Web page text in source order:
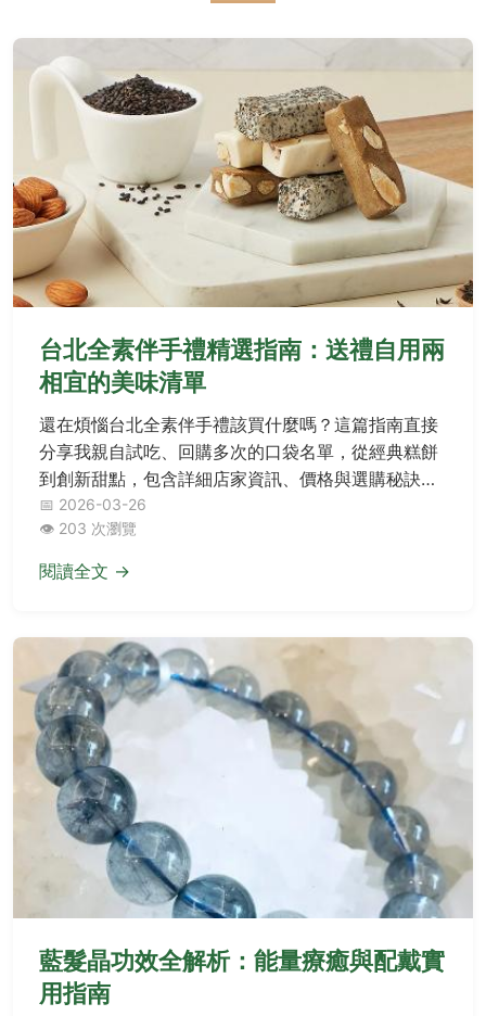
台北全素伴手禮精選指南：送禮自用兩
相宜的美味清單
還在煩惱台北全素伴手禮該買什麼嗎？這篇指南直接
分享我親自試吃、回購多次的口袋名單，從經典糕餅
到創新甜點，包含詳細店家資訊、價格與選購秘訣，
幫你解決送禮困擾，讓心意完美傳達。
📅 2026-03-26
👁️ 203 次瀏覽
閱讀全文 →
藍髮晶功效全解析：能量療癒與配戴實
用指南